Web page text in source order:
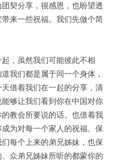
契分享，很感恩，也盼望透
来一些祝福。我们先做个简
，虽然我们可能彼此不相
我们都是属于同一个身体，
借着我们在一起的分享，清
够让我们看到你在中国对你
教会所要说的话。也借着我
为对每一个家人的祝福。保
每个上来的弟兄姊妹，也保
众弟兄姊妹所听的都蒙你的